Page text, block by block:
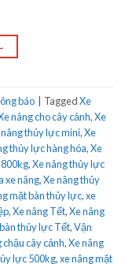
báo | TaggedXe
nâng cho cây cảnh,Xe
thủy lực mini,Xe
thủy lực hàng hóa,Xe
,Xe nâng thủy lực
xe nâng,Xe nâng thủy
mặt bàn thủy lực,xe
,Xe nâng Tết,Xe nâng
thủy lực Tết,Vận
chậu cây cảnh,Xe nâng
lực 500kg,xe nâng mặt